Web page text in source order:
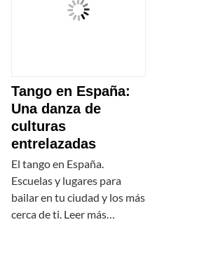
Tango en España:
Una danza de
culturas
entrelazadas
El tango en España.
Escuelas y lugares para
bailar en tu ciudad y los más
cerca de ti. Leer más…